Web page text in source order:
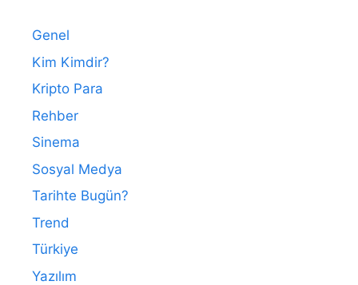
Genel
Kim Kimdir?
Kripto Para
Rehber
Sinema
Sosyal Medya
Tarihte Bugün?
Trend
Türkiye
Yazılım